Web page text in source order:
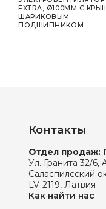
EXTRA, Ø100MM C
ШАРИКОВЫМ
ПОДШИПНИКОМ
Контакты
Отдел продаж:
Ул. Гранита 32/6,
Саласпилсский
LV-2119, Латвия
Как найти нас